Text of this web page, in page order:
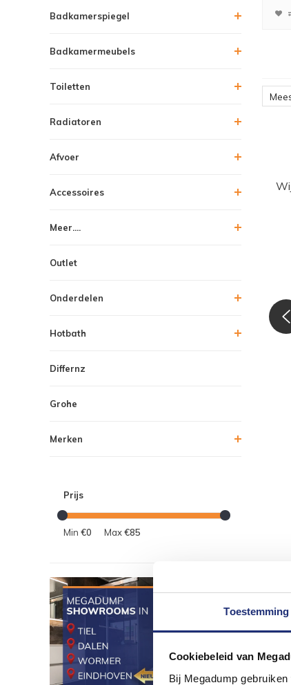
Toestemming
Cookiebeleid van
Bij Megadump
Badkamerspiegel
Badkamermeubels
Toiletten
Radiatoren
Afvoer
Accessoires
Meer....
Outlet
Onderdelen
Hotbath
Differnz
Grohe
Merken
Prijs
Min €0 Max€85